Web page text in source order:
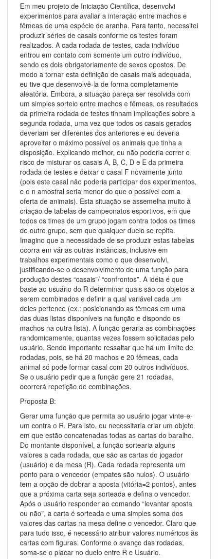
Em meu projeto de Iniciação Científica, desenvolvi
experimentos para avaliar a interação entre machos e
fêmeas de uma espécie de aranha. Para tanto, necessitei
produzir séries de casais conforme os testes foram
realizados. A cada rodada de testes, cada indivíduo
entrou em contato com somente um outro indivíduo,
sendo os dois obrigatoriamente de sexos opostos. De
modo a tornar esta definição de casais mais adequada,
eu tive que desenvolvê-la de forma completamente
aleatória. Embora, a situação pareça ser resolvida com
um simples sorteio entre machos e fêmeas, os resultados
da primeira rodada de testes tinham implicações sobre a
segunda rodada, uma vez que todos os casais gerados
deveriam ser diferentes dos anteriores e eu deveria
aproveitar o máximo possível os animais que tinha a
disposição. Explicando melhor, eu não poderia correr o
risco de misturar os casais A, B, C, D e E da primeira
rodada de testes e deixar o casal F novamente junto
(pois este casal não poderia participar dos experimentos,
e o n amostral seria menor do que o possível com a
oferta de animais). Esta situação se assemelha muito à
criação de tabelas de campeonatos esportivos, em que
todos os times de um grupo jogam contra todos os times
de outro grupo, sem que qualquer duelo se repita.
Imagino que a necessidade de se produzir estas tabelas
ocorra em várias outras instâncias, inclusive em
trabalhos experimentais como o que desenvolvi,
justificando-se o desenvolvimento de uma função para
produção destes “casais”/ “confrontos”. A idéia é que
baste ao usuário do R determinar quais são os objetos a
serem combinados e definir a qual variável cada um
deles pertence (ex.: posicionando as fêmeas em uma
das duas listas disponíveis na função e dispondo os
machos na outra lista). A função geraria as combinações
randomicamente, quantas vezes fossem solicitadas pelo
usuário. Sendo importante ressaltar que há um limite de
rodadas, pois, se há 20 machos e 20 fêmeas, cada
animal só pode formar casal com 20 outros indivíduos.
Se o usuário pedir que a função gere 21 rodadas,
ocorrerá repetição de combinações.
Proposta B:
Gerar uma função que permita ao usuário jogar vinte-e-
um contra o R. Para isto, eu necessitaria criar um objeto
em que estão concatenadas todas as cartas do baralho.
Do montante disponível, a função sortearia alguns
valores a cada rodada, que são as cartas do jogador
(usuário) e da mesa (R). Cada rodada representa um
ponto para o vencedor (empates são nulos). O usuário
tem a opção de dobrar a aposta (vitória=2 pontos), antes
que a próxima carta seja sorteada e defina o vencedor.
Após o usuário responder ao comando “levantar aposta
ou não”, a carta é sorteada e uma simples soma dos
valores das cartas na mesa define o vencedor. Claro que
para tudo isso, é necessário atribuir valores numéricos às
cartas com figuras. Conforme o avanço das rodadas,
soma-se o placar no duelo entre R e Usuário.